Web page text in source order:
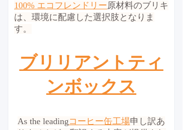
100% エコフレンドリー原材料のブリキ
は、環境に配慮した選択肢となりま
す。
ブリリアントティ
ンボックス
As the leadingコーヒー缶工場申し訳あ